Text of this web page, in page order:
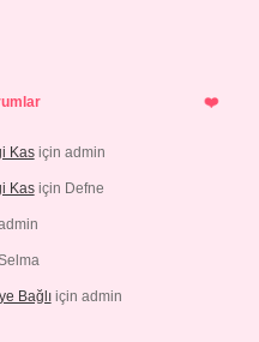
Kasiçin admin
Kasiçin Defne
Bağlıiçin admin